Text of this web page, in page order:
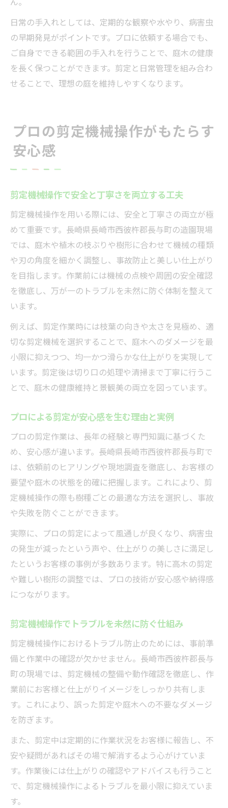
日常の手入れとしては、定期的な観察や水やり、病害虫
の早期発見がポイントです。プロに依頼する場合でも、
ご自身でできる範囲の手入れを行うことで、庭木の健康
を長く保つことができます。剪定と日常管理を組み合わ
せることで、理想の庭を維持しやすくなります。
プロの剪定機械操作がもたらす
安心感
剪定機械操作で安全と丁寧さを両立する工夫
剪定機械操作を用いる際には、安全と丁寧さの両立が極
めて重要です。長崎県長崎市西彼杵郡長与町の造園現場
では、庭木や植木の枝ぶりや樹形に合わせて機械の種類
や刃の角度を細かく調整し、事故防止と美しい仕上がり
を目指します。作業前には機械の点検や周囲の安全確認
を徹底し、万が一のトラブルを未然に防ぐ体制を整えて
います。
例えば、剪定作業時には枝葉の向きや太さを見極め、適
切な剪定機械を選択することで、庭木へのダメージを最
小限に抑えつつ、均一かつ滑らかな仕上がりを実現して
います。剪定後は切り口の処理や清掃まで丁寧に行うこ
とで、庭木の健康維持と景観美の両立を図っています。
プロによる剪定が安心感を生む理由と実例
プロの剪定作業は、長年の経験と専門知識に基づくた
め、安心感が違います。長崎県長崎市西彼杵郡長与町で
は、依頼前のヒアリングや現地調査を徹底し、お客様の
要望や庭木の状態を的確に把握します。これにより、剪
定機械操作の際も樹種ごとの最適な方法を選択し、事故
や失敗を防ぐことができます。
実際に、プロの剪定によって風通しが良くなり、病害虫
の発生が減ったという声や、仕上がりの美しさに満足し
たというお客様の事例が多数あります。特に高木の剪定
や難しい樹形の調整では、プロの技術が安心感や納得感
につながります。
剪定機械操作でトラブルを未然に防ぐ仕組み
剪定機械操作におけるトラブル防止のためには、事前準
備と作業中の確認が欠かせません。長崎市西彼杵郡長与
町の現場では、剪定機械の整備や動作確認を徹底し、作
業前にお客様と仕上がりイメージをしっかり共有しま
す。これにより、誤った剪定や庭木への不要なダメージ
を防ぎます。
また、剪定中は定期的に作業状況をお客様に報告し、不
安や疑問があればその場で解消するよう心がけていま
す。作業後には仕上がりの確認やアドバイスも行うこと
で、剪定機械操作によるトラブルを最小限に抑えていま
す。